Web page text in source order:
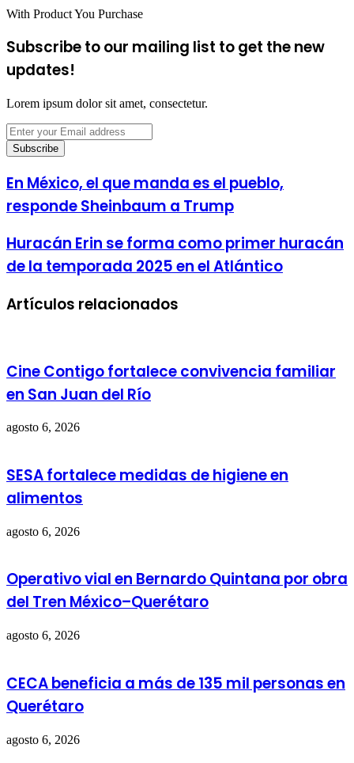
With Product You Purchase
Subscribe to our mailing list to get the new
updates!
Lorem ipsum dolor sit amet, consectetur.
Enter
your
Email
En México, el que manda es el pueblo,
responde Sheinbaum a Trump
Huracán Erin se forma como primer huracán
de la temporada 2025 en el Atlántico
Artículos relacionados
Cine Contigo fortalece convivencia familiar
en San Juan del Río
agosto 6, 2026
SESA fortalece medidas de higiene en
alimentos
agosto 6, 2026
Operativo vial en Bernardo Quintana por obra
del Tren México–Querétaro
agosto 6, 2026
CECA beneficia a más de 135 mil personas en
Querétaro
agosto 6, 2026